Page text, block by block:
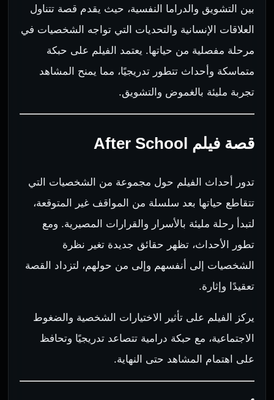
بين التشويق والدراما النفسية، حيث يقدم قصة تتناول
العلاقات الإنسانية والتحديات التي تواجه الشخصيات في
مرحلة مفصلية من حياتها. يعتمد الفيلم على حبكة
متماسكة وأحداث تتطور تدريجيًا، مما يمنح المشاهد
تجربة مليئة بالغموض والتشويق.
قصة فيلم After School
تدور أحداث الفيلم حول مجموعة من الشخصيات التي
تتقاطع حياتها بعد سلسلة من المواقف غير المتوقعة،
لتبدأ رحلة مليئة بالأسرار والقرارات المصيرية. ومع
تطور الأحداث، تظهر حقائق جديدة تغير نظرة
الشخصيات إلى أنفسهم وإلى من حولهم، لتزداد القصة
تعقيدًا وإثارة.
يركز الفيلم على تأثير الاختيارات الشخصية والضغوط
الاجتماعية، مع حبكة درامية تتصاعد تدريجيًا وتحافظ
على اهتمام المشاهد حتى النهاية.